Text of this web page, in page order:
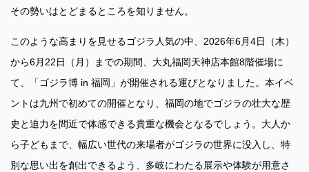
その勢いはとどまるところを知りません。
このような高まりを見せるゴジラ人気の中、2026年6月4日（木）
から6月22日（月）までの期間、大丸福岡天神店本館8階催場に
て、「ゴジラ博 in 福岡」が開催される運びとなりました。本イベ
ントは九州で初めての開催となり、福岡の地でゴジラの壮大な歴
史と迫力を間近で体感できる貴重な機会となるでしょう。大人か
ら子どもまで、幅広い世代の来場者がゴジラの世界に没入し、特
別な思い出を創出できるよう、多岐にわたる展示や体験が用意さ